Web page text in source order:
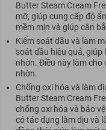
Butter Steam Cream
mỡ, giúp cung cấp độ
mềm mịn và giúp cân
Kiểm soát dầu và làm
soát dầu hiệu quả,
nhờn. Điều này làm
nhờn.
Chống oxi hóa và làm
Butter Steam Cream
chống oxi hóa và bảo
có tác dụng làm dịu và